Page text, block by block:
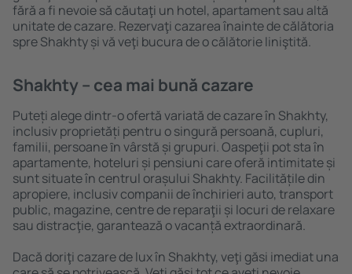
fără a fi nevoie să căutaţi un hotel, apartament sau altă
unitate de cazare. Rezervaţi cazarea înainte de călătoria
spre Shakhty și vă veţi bucura de o călătorie liniştită.
Shakhty – cea mai bună cazare
Puteți alege dintr-o ofertă variată de cazare în Shakhty,
inclusiv proprietăți pentru o singură persoană, cupluri,
familii, persoane ȋn vârstă și grupuri. Oaspeţii pot sta în
apartamente, hoteluri și pensiuni care oferă intimitate și
sunt situate în centrul orașului Shakhty. Facilitățile din
apropiere, inclusiv companii de închirieri auto, transport
public, magazine, centre de reparaţii și locuri de relaxare
sau distracţie, garantează o vacanță extraordinară.
Dacă doriţi cazare de lux în Shakhty, veţi găsi imediat una